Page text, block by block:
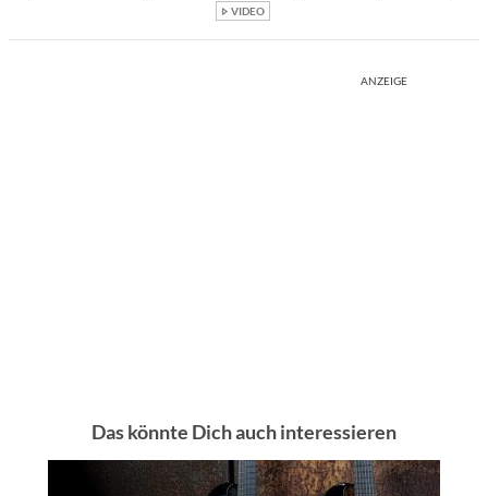
VIDEO
ANZEIGE
Das könnte Dich auch interessieren